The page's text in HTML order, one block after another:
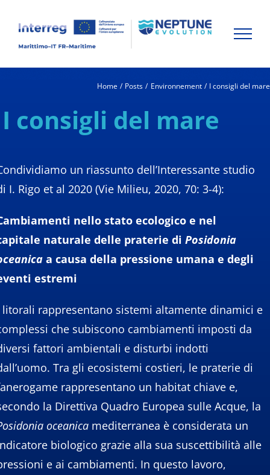
content
Home Posts Environnement I consigli del mare
I consigli del mare
un riassunto dell’Interessante studio
I. Rigo et al 2020 (Vie Milieu, 2020, 70: 3-4):
nello stato ecologico e nel
naturale delle praterie diPosidonia
a causa della pressione umana e degli
estremi
litorali rappresentano sistemi altamente dinamici e
che subiscono cambiamenti imposti da
fattori ambientali e disturbi indotti
Tra gli ecosistemi costieri, le praterie di
rappresentano un habitat chiave e,
la Direttiva Quadro Europea sulle Acque, la
oceanica mediterranea è considerata un
biologico grazie alla sua suscettibilità alle
e ai cambiamenti. In questo lavoro,